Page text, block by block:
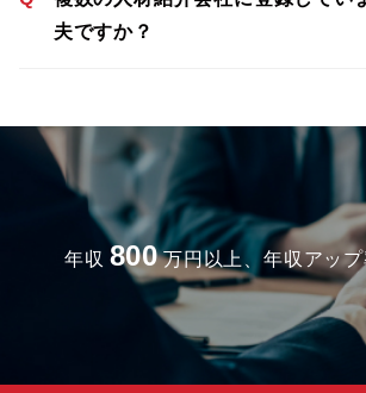
夫ですか？
年収 800 万円以上、年収アッ